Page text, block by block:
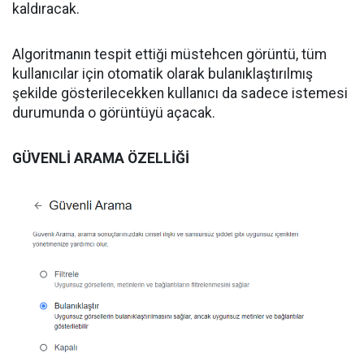
kaldıracak.
Algoritmanın tespit ettiği müstehcen görüntü, tüm
kullanıcılar için otomatik olarak bulanıklaştırılmış
şekilde gösterilecekken kullanıcı da sadece istemesi
durumunda o görüntüyü açacak.
GÜVENLİ ARAMA ÖZELLİĞİ